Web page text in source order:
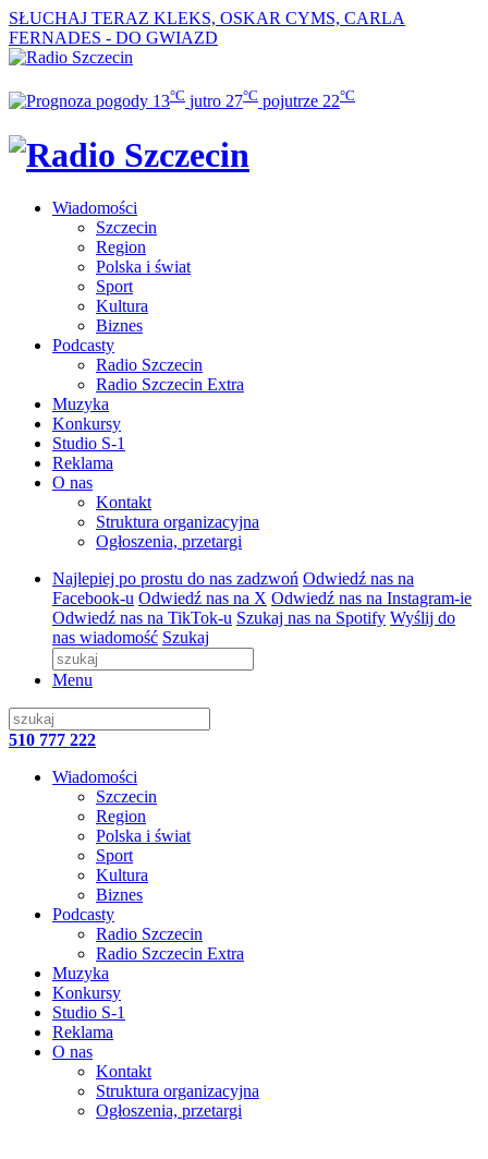
SŁUCHAJ TERAZ KLEKS, OSKAR CYMS, CARLA
FERNADES - DO GWIAZD
13°C jutro 27°C pojutrze 22°C
Wiadomości
Szczecin
Region
Polska i świat
Sport
Kultura
Biznes
Podcasty
Radio Szczecin
Radio Szczecin Extra
Muzyka
Konkursy
Studio S-1
Reklama
O nas
Kontakt
Struktura organizacyjna
Ogłoszenia, przetargi
Najlepiej po prostu do nas zadzwoń Odwiedź nas na
Facebook-u Odwiedź nas na X Odwiedź nas na Instagram-ie
Odwiedź nas na TikTok-u Szukaj nas na Spotify Wyślij do
nas wiadomość Szukaj
Menu
510 777 222
Wiadomości
Szczecin
Region
Polska i świat
Sport
Kultura
Biznes
Podcasty
Radio Szczecin
Radio Szczecin Extra
Muzyka
Konkursy
Studio S-1
Reklama
O nas
Kontakt
Struktura organizacyjna
Ogłoszenia, przetargi